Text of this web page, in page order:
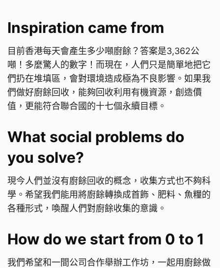
Inspiration came from
目前香港每天會產生多少噸廚餘？答案是3,362公
噸！多麼驚人的數字！而現在，人們只是簡單地把它
們扔在堆填區，會對環境造成極為不良影響。如果我
們做好廚餘回收，能夠回收利用有機資源，創造價
值，更能符合聯合國的十七個永續目標。
What social problems do
you solve?
現今人們並沒有廚餘回收的概念，收集方式也不夠科
學。希望我們能用將廚餘轉換成首飾、肥料、魚糧的
各種形式，喚醒人們對廚餘收集的意識。
How do we start from 0 to 1
我們希望和一間公司合作舉辦工作坊，一起用廚餘做